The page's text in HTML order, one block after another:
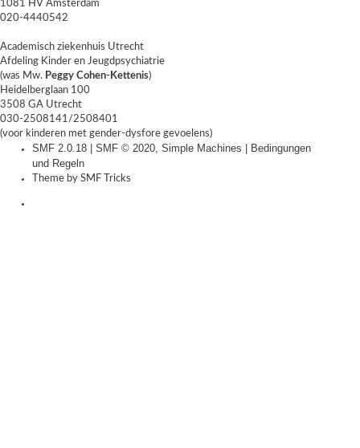
1081 HV Amsterdam
020-4440542
Academisch ziekenhuis Utrecht
Afdeling Kinder en Jeugdpsychiatrie
(was Mw. Peggy Cohen-Kettenis)
Heidelberglaan 100
3508 GA Utrecht
030-2508141/2508401
(voor kinderen met gender-dysfore gevoelens)
SMF 2.0.18 SMF © 2020 Simple Machines
Bedingungen
und Regeln
Theme by SMF Tricks